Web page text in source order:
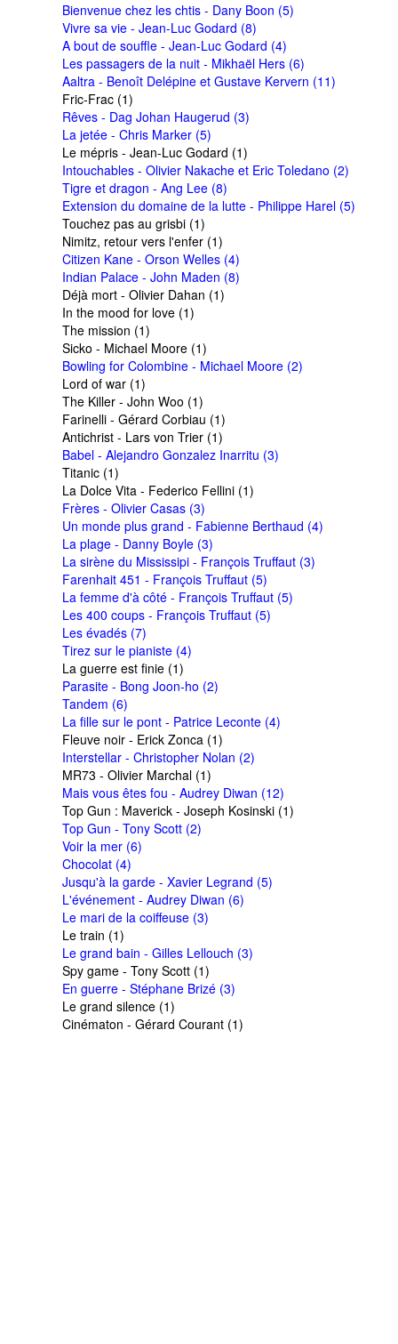
Bienvenue chez les chtis - Dany Boon (5)
Vivre sa vie - Jean-Luc Godard (8)
A bout de souffle - Jean-Luc Godard (4)
Les passagers de la nuit - Mikhaël Hers (6)
Aaltra - Benoît Delépine et Gustave Kervern (11)
Fric-Frac (1)
Rêves - Dag Johan Haugerud (3)
La jetée - Chris Marker (5)
Le mépris - Jean-Luc Godard (1)
Intouchables - Olivier Nakache et Eric Toledano (2)
Tigre et dragon - Ang Lee (8)
Extension du domaine de la lutte - Philippe Harel (5)
Touchez pas au grisbi (1)
Nimitz, retour vers l'enfer (1)
Citizen Kane - Orson Welles (4)
Indian Palace - John Maden (8)
Déjà mort - Olivier Dahan (1)
In the mood for love (1)
The mission (1)
Sicko - Michael Moore (1)
Bowling for Colombine - Michael Moore (2)
Lord of war (1)
The Killer - John Woo (1)
Farinelli - Gérard Corbiau (1)
Antichrist - Lars von Trier (1)
Babel - Alejandro Gonzalez Inarritu (3)
Titanic (1)
La Dolce Vita - Federico Fellini (1)
Frères - Olivier Casas (3)
Un monde plus grand - Fabienne Berthaud (4)
La plage - Danny Boyle (3)
La sirène du Mississipi - François Truffaut (3)
Farenhait 451 - François Truffaut (5)
La femme d'à côté - François Truffaut (5)
Les 400 coups - François Truffaut (5)
Les évadés (7)
Tirez sur le pianiste (4)
La guerre est finie (1)
Parasite - Bong Joon-ho (2)
Tandem (6)
La fille sur le pont - Patrice Leconte (4)
Fleuve noir - Erick Zonca (1)
Interstellar - Christopher Nolan (2)
MR73 - Olivier Marchal (1)
Mais vous êtes fou - Audrey Diwan (12)
Top Gun : Maverick - Joseph Kosinski (1)
Top Gun - Tony Scott (2)
Voir la mer (6)
Chocolat (4)
Jusqu'à la garde - Xavier Legrand (5)
L'événement - Audrey Diwan (6)
Le mari de la coiffeuse (3)
Le train (1)
Le grand bain - Gilles Lellouch (3)
Spy game - Tony Scott (1)
En guerre - Stéphane Brizé (3)
Le grand silence (1)
Cinématon - Gérard Courant (1)